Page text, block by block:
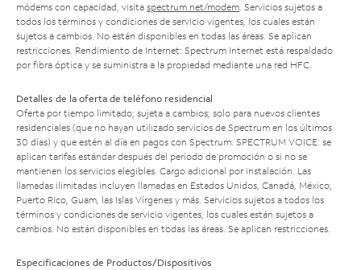
módems con capacidad, visita spectrum.net/modem. Servicios sujetos a
todos los términos y condiciones de servicio vigentes, los cuales están
sujetos a cambios. No están disponibles en todas las áreas. Se aplican
restricciones. Rendimiento de Internet: Spectrum Internet está respaldado
por fibra óptica y se suministra a la propiedad mediante una red HFC.
Detalles de la oferta de teléfono residencial
Oferta por tiempo limitado; sujeta a cambios; solo para nuevos clientes
residenciales (que no hayan utilizado servicios de Spectrum en los últimos
30 días) y que estén al día en pagos con Spectrum. SPECTRUM VOICE: se
aplican tarifas estándar después del período de promoción o si no se
mantienen los servicios elegibles. Cargo adicional por instalación. Las
llamadas ilimitadas incluyen llamadas en Estados Unidos, Canadá, México,
Puerto Rico, Guam, las Islas Vírgenes y más. Servicios sujetos a todos los
términos y condiciones de servicio vigentes, los cuales están sujetos a
cambios. No están disponibles en todas las áreas. Se aplican restricciones.
Especificaciones de Productos/Dispositivos